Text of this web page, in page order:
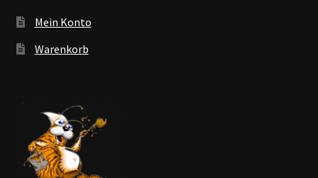
Mein Konto
Warenkorb